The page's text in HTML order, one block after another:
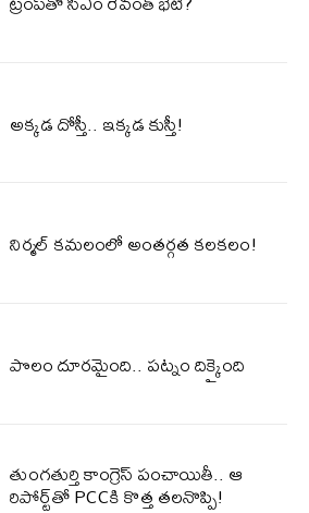
అక్కడ దోస్తీ.. ఇక్కడ కుస్తీ!
నిర్మల్ కమలంలో అంతర్గత కలకలం!
పొలం దూరమైంది.. పట్నం దిక్కైంది
తుంగతుర్తి కాంగ్రెస్‌ పంచాయితీ.. ఆ
రిపోర్ట్‌తో PCCకి కొత్త తలనొప్పి!